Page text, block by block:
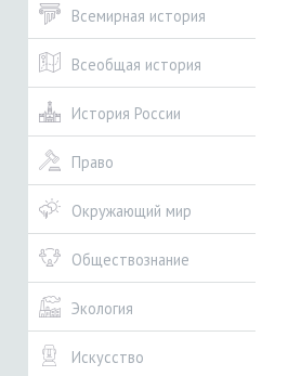
Всемирная история
Всеобщая история
История России
Право
Окружающий мир
Обществознание
Экология
Искусство